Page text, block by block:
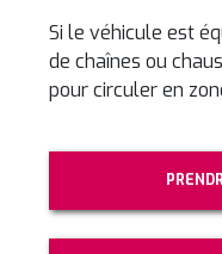
Si le véhicule est
de chaînes ou
pour circuler en